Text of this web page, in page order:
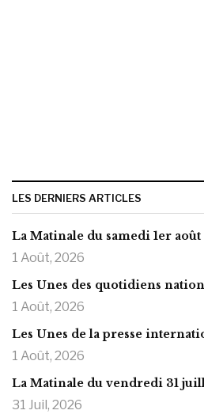
LES DERNIERS ARTICLES
La Matinale du samedi 1er
1 Août, 2026
Les Unes des quotidiens
1 Août, 2026
Les Unes de la presse
1 Août, 2026
La Matinale du vendredi 31
31 Juil, 2026